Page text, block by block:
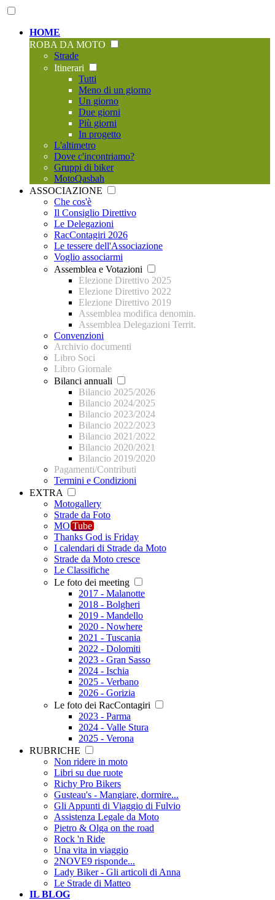
HOME
ROBA DA MOTO
Strade
Itinerari
Tutti
Meno di un giorno
Un giorno
Due giorni
Più giorni
In progetto
L'altimetro
Dove c'incontriamo?
Gruppi di biker
MotoQasbah
ASSOCIAZIONE
Che cos'è
Il Consiglio Direttivo
Le Delegazioni
RacContagiri 2026
Le tessere dell'Associazione
Voglio associarmi
Assemblea e Votazioni
Elezione Direttivo 2025
Elezione Direttivo 2022
Elezione Direttivo 2019
Assemblea modifica denomin.
Assemblea Delegazioni Territ.
Convenzioni
Archivio documenti
Libro Soci
Libro Giornale
Bilanci annuali
Bilancio 2025/2026
Bilancio 2024/2025
Bilancio 2023/2024
Bilancio 2022/2023
Bilancio 2021/2022
Bilancio 2020/2021
Bilancio 2019/2020
Pagamenti/Contributi
Termini e Condizioni
EXTRA
Motogallery
Strade da Foto
MO Tube
Thanks God is Friday
I calendari di Strade da Moto
Strade da Moto cresce
Le Classifiche
Le foto dei meeting
2017 - Malanotte
2018 - Bolgheri
2019 - Mandello
2020 - Nowhere
2021 - Tuscania
2022 - Dolomiti
2023 - Gran Sasso
2024 - Ischia
2025 - Verbano
2026 - Gorizia
Le foto dei RacContagiri
2023 - Parma
2024 - Valle Stura
2025 - Verona
RUBRICHE
Non ridere in moto
Libri su due ruote
Richy Pro Bikers
Gusteau's - Mangiare, dormire...
Gli Appunti di Viaggio di Fulvio
Assistenza Legale da Moto
Pietro & Olga on the road
Rock 'n Ride
Una vita in viaggio
2NOVE9 risponde...
Lady Biker - Gli articoli di Anna
Le Strade di Matteo
IL BLOG